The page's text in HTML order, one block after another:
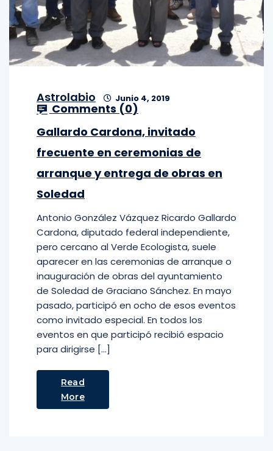
Astrolabio Junio 4, 2019
Comments (0)
Gallardo Cardona, invitado
frecuente en ceremonias de
arranque y entrega de obras en
Soledad
Antonio González Vázquez Ricardo Gallardo
Cardona, diputado federal independiente,
pero cercano al Verde Ecologista, suele
aparecer en las ceremonias de arranque o
inauguración de obras del ayuntamiento
de Soledad de Graciano Sánchez. En mayo
pasado, participó en ocho de esos eventos
como invitado especial. En todos los
eventos en que participó recibió espacio
para dirigirse […]
Read
More